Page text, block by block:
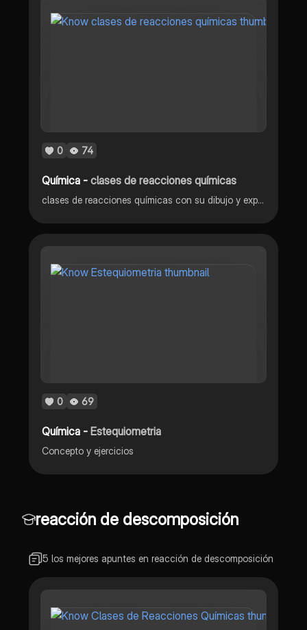
0 74
Química -clases de reacciones químicas
clases de reacciones químicas con su dibujo y explicación
0 69
Química -Estequiometria
Concepto y ejercicios
reacción de descomposición
5 los mejores apuntes en reacción de descomposición